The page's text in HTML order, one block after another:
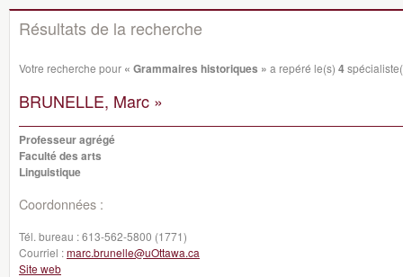
Résultats de la recherche
Votre recherche pour « Grammaires historiques » a repéré le(s) 4
BRUNELLE, Marc »
Professeur agrégé
Faculté des arts
Linguistique
Coordonnées :
Tél. bureau :613-562-5800 (1771)
Courriel :marc.brunelle@uOttawa.ca
Site web